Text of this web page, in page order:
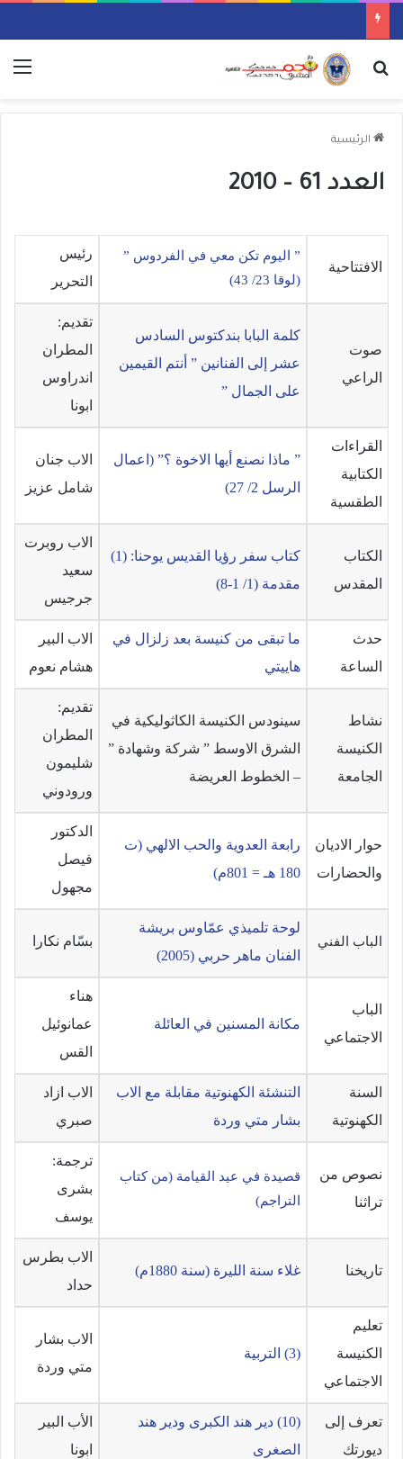
بحث عن
الرئيسية
العدد 61 – 2010
الافتتاحية
” اليوم تكن معي في الفردوس ”
(لوقا 23/ 43)
رئيس
التحرير
صوت
الراعي
كلمة البابا بندكتوس السادس
عشر إلى الفنانين ” أنتم القيمين
على الجمال ”
تقديم:
المطران
اندراوس
ابونا
القراءات
الكتابية
الطقسية
” ماذا نصنع أيها الاخوة ؟” (اعمال
الرسل 2/ 27)
الاب جنان
شامل عزيز
الكتاب
المقدس
كتاب سفر رؤيا القديس يوحنا: (1)
مقدمة (1/ 1-8)
الاب روبرت
سعيد
جرجيس
حدث
الساعة
ما تبقى من كنيسة بعد زلزال في
هاييتي
الاب البير
هشام نعوم
نشاط
الكنيسة
الجامعة
سينودس الكنيسة الكاثوليكية في
الشرق الاوسط ” شركة وشهادة ”
– الخطوط العريضة
تقديم:
المطران
شليمون
ورودوني
حوار الاديان
والحضارات
رابعة العدوية والحب الالهي (ت
180 هـ = 801م)
الدكتور
فيصل
مجهول
الباب الفني
لوحة تلميذي عمّاوس بريشة
الفنان ماهر حربي (2005)
بسّام نكارا
الباب
الاجتماعي
مكانة المسنين في العائلة
هناء
عمانوئيل
القس
السنة
الكهنوتية
التنشئة الكهنوتية مقابلة مع الاب
بشار متي وردة
الاب ازاد
صبري
نصوص من
تراثنا
قصيدة في عيد القيامة (من كتاب
التراجم)
ترجمة:
بشرى
يوسف
تاريخنا غلاء سنة الليرة (سنة 1880م)
الاب بطرس
حداد
تعليم
الكنيسة
الاجتماعي
(3) التربية
الاب بشار
متي وردة
تعرف إلى
ديورتك
(10) دير هند الكبرى ودير هند
الصغرى
الأب البير
ابونا